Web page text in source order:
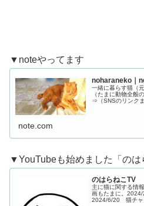
▼noteやってます
noharaneko｜
一緒に暮らす猫（
（たまに動物全般
⇒（SNSのリンクま
note.com
▼YouTubeも始めました「のは
のはらねこTV
主に猫に関する情
画もたまに。
2024/6/20 猫チャ